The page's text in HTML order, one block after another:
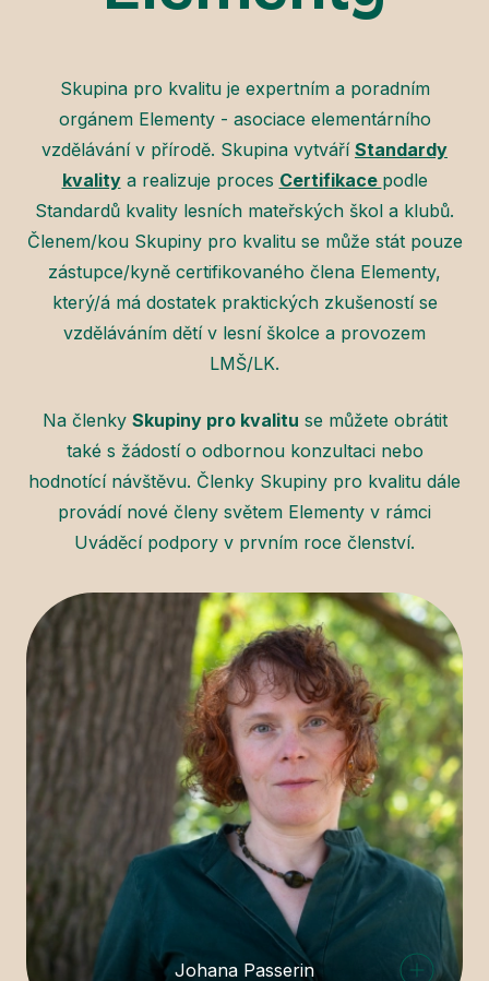
Skupina pro kvalitu je expertním a poradním
orgánem Elementy - asociace elementárního
vzdělávání v přírodě. Skupina vytváří Standardy
kvalitya realizuje proces Certifikace podle
Standardů kvality lesních mateřských škol a klubů.
Členem/kou Skupiny pro kvalitu se může stát pouze
zástupce/kyně certifikovaného člena Elementy,
který/á má dostatek praktických zkušeností se
vzděláváním dětí v lesní školce a provozem
LMŠ/LK.
Na členky Skupiny pro kvalitu se můžete obrátit
také s žádostí o odbornou konzultaci nebo
hodnotící návštěvu. Členky Skupiny pro kvalitu dále
provádí nové členy světem Elementy v rámci
Uváděcí podpory v prvním roce členství.
Johana Passerin